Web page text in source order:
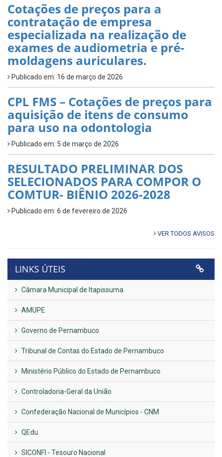
Cotações de preços para a
contratação de empresa
especializada na realização de
exames de audiometria e pré-
moldagens auriculares.
Publicado em: 16 de março de 2026
CPL FMS – Cotações de preços para
aquisição de itens de consumo
para uso na odontologia
Publicado em: 5 de março de 2026
RESULTADO PRELIMINAR DOS
SELECIONADOS PARA COMPOR O
COMTUR- BIÊNIO 2026-2028
Publicado em: 6 de fevereiro de 2026
VER TODOS AVISOS
LINKS ÚTEIS
Câmara Municipal de Itapissuma
AMUPE
Governo de Pernambuco
Tribunal de Contas do Estado de Pernambuco
Ministério Público do Estado de Pernambuco
Controladoria-Geral da União
Confederação Nacional de Municípios - CNM
QEdu
SICONFI - Tesouro Nacional